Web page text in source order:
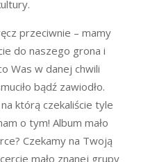
przeciwnie – mamy
do naszego grona i
Was w danej chwili
bądź zawiodło.
którą czekaliście tyle
o tym! Album mało
Czekamy na Twoją
mało znanej grupy